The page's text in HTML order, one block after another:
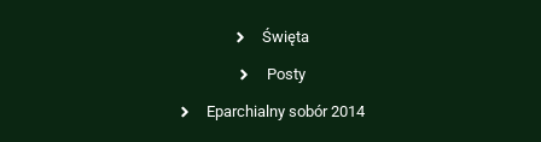
Święta
Posty
Eparchialny sobór 2014